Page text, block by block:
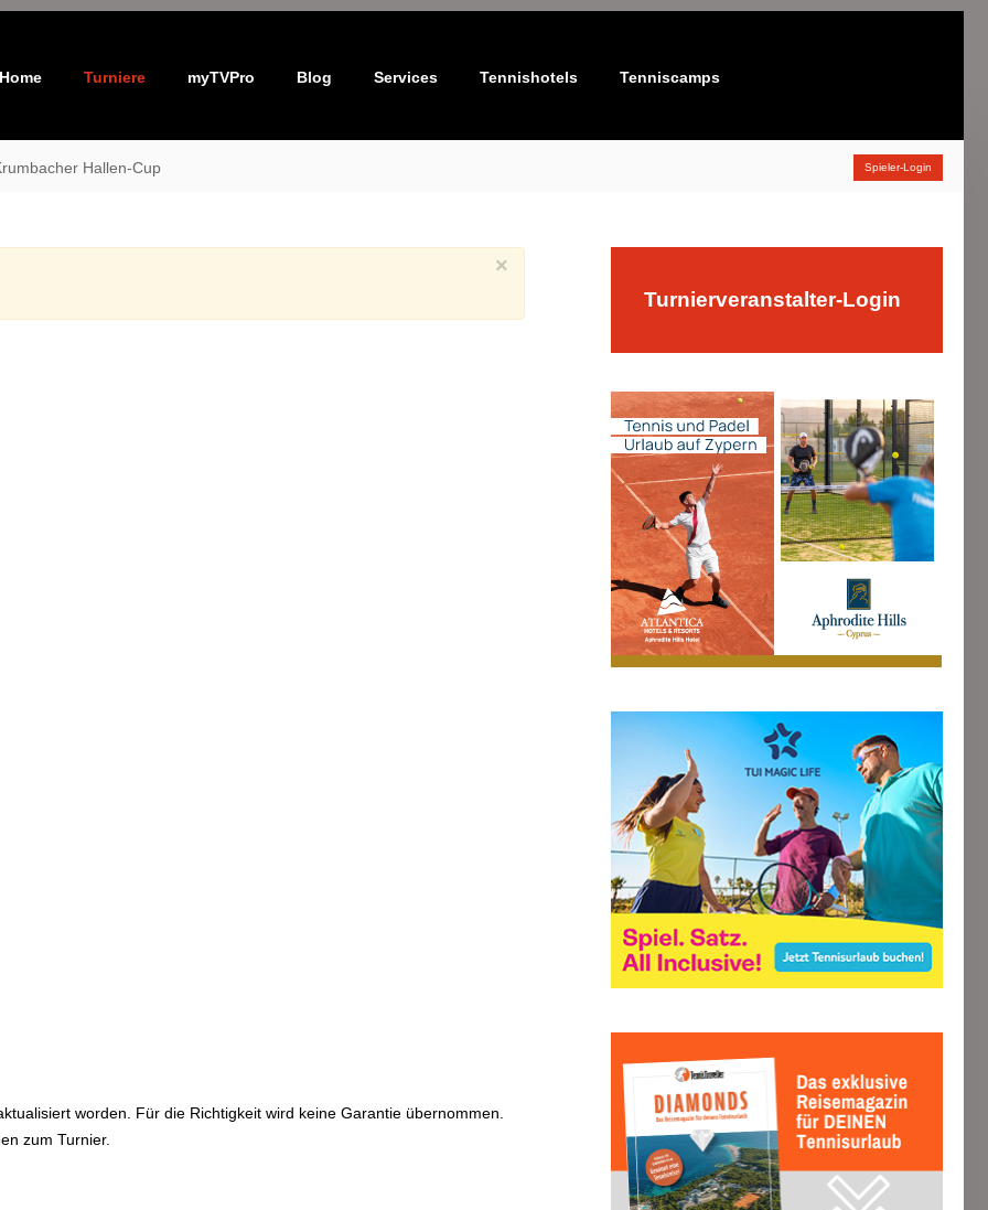
Home Turniere myTVPro Blog Services Tennishotels Tenniscamps
Spieler-Login
Hallen-Cup
×
worden. Für die Richtigkeit wird keine Garantie übernommen.
zum Turnier.
Turnierveranstalter-Login